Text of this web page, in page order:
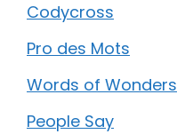
Codycross
Pro des Mots
Words of Wonders
People Say